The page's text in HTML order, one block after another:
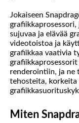
Jokaiseen
sujuvaa ja elävää
videotoistoa ja
grafiikkaa vaativia
renderointiin, ja ne
tehosteita, korkeita
Miten